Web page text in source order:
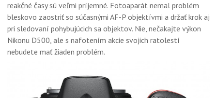
reakčné časy sú veľmi príjemné. Fotoaparát nemal problém
bleskovo zaostriť so súčasnými AF-P objektívmi a držať krok aj
pri sledovaní pohybujúcich sa objektov. Nie, nečakajte výkon
Nikonu D500, ale s nafotením akcie svojich ratolestí
nebudete mať žiaden problém.